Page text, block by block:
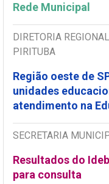
Rede Municipal
DIRETORIA
PIRITUBA
Região oeste de
unidades
atendimento na
SECRETARIA
Resultados do
para consulta